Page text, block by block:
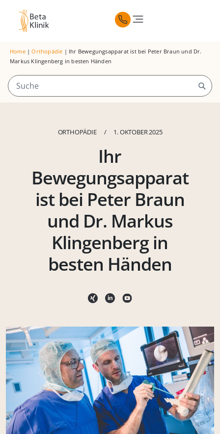
Home|Orthopädie | Ihr Bewegungsapparat ist bei Peter Braun und Dr.
Markus Klingenberg in besten Händen
ORTHOPÄDIE / 1. OKTOBER 2025
Ihr
Bewegungsapparat
ist bei Peter Braun
und Dr. Markus
Klingenberg in
besten Händen